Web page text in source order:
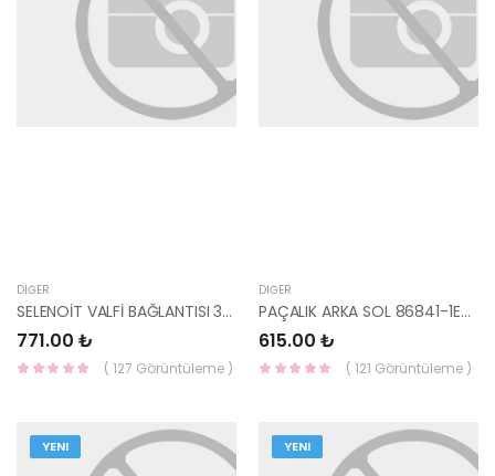
DIĞER
SELENOİT VALFİ BAĞLANTISI 39411-2A600-HMC
771.00 ₺
( 127 Görüntüleme )
DIĞER
PAÇALIK ARKA SOL 86841-1E000-HMC
615.00 ₺
( 121 Görüntüleme )
YENI YENI